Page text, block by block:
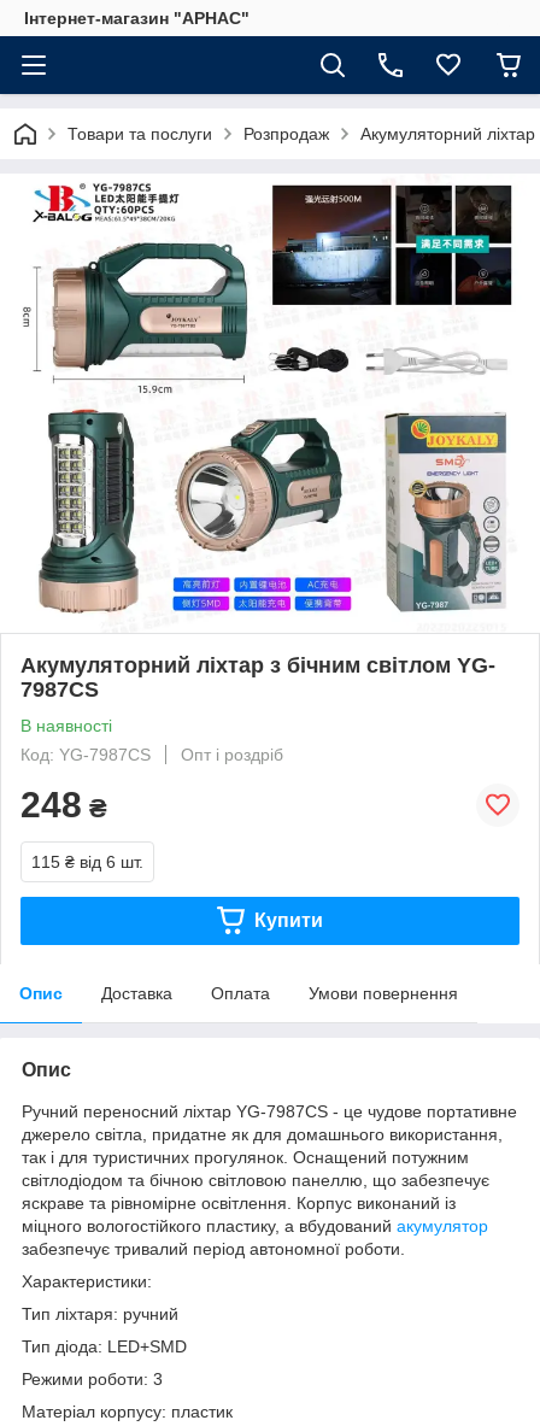
Інтернет-магазин "АРНАС"
Товари та послуги Розпродаж Акумуляторний
Акумуляторний ліхтар з бічним світлом YG-
7987CS
В наявності
Код: YG-7987CS
Опт і роздріб
248 ₴
115 ₴ від 6 шт.
Купити
Опис Доставка Оплата Умови повернення
Опис
Ручний переносний ліхтар YG-7987CS - це чудове портативне
джерело світла, придатне як для домашнього використання,
так і для туристичних прогулянок. Оснащений потужним
світлодіодом та бічною світловою панеллю, що забезпечує
яскраве та рівномірне освітлення. Корпус виконаний із
міцного вологостійкого пластику, а вбудований акумулятор
забезпечує тривалий період автономної роботи.
Характеристики:
Тип ліхтаря: ручний
Тип діода: LED+SMD
Режими роботи: 3
Матеріал корпусу: пластик